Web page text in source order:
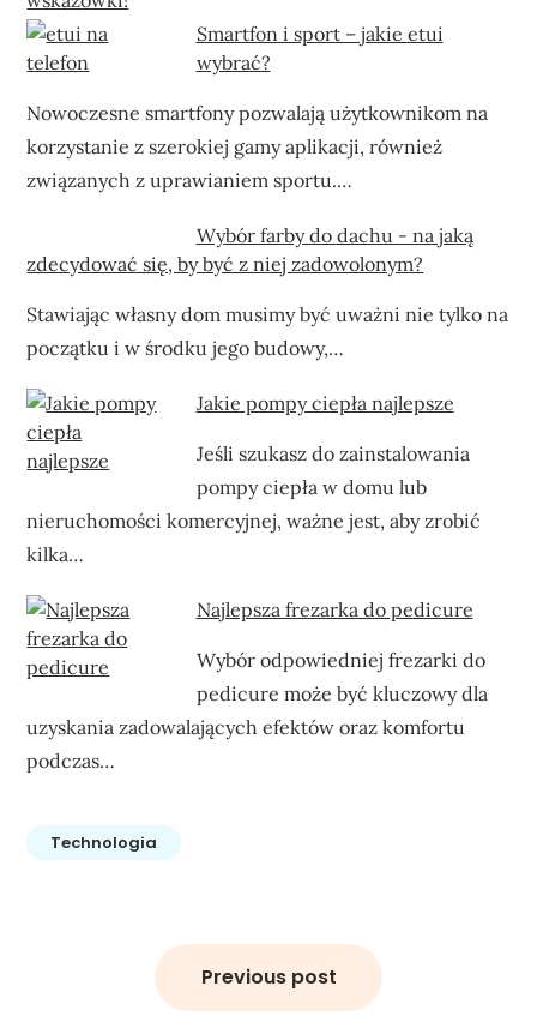
Smartfon i sport – jakie etui
wybrać?
Nowoczesne smartfony pozwalają użytkownikom na
korzystanie z szerokiej gamy aplikacji, również
związanych z uprawianiem sportu.…
Wybór farby do dachu - na jaką
zdecydować się, by być z niej zadowolonym?
Stawiając własny dom musimy być uważni nie tylko na
początku i w środku jego budowy,…
Jakie pompy ciepła najlepsze
Jeśli szukasz do zainstalowania
pompy ciepła w domu lub
nieruchomości komercyjnej, ważne jest, aby zrobić
kilka…
Najlepsza frezarka do pedicure
Wybór odpowiedniej frezarki do
pedicure może być kluczowy dla
uzyskania zadowalających efektów oraz komfortu
podczas…
Technologia
Previous post